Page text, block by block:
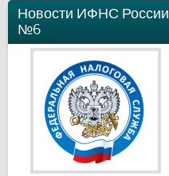
Новости ИФНС России
№6